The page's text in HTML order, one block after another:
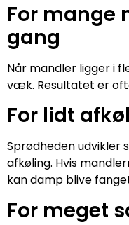
For mange
gang
Når mandler ligger i
væk. Resultatet er
For lidt
Sprødheden
afkøling. Hvis
kan damp blive
For meget